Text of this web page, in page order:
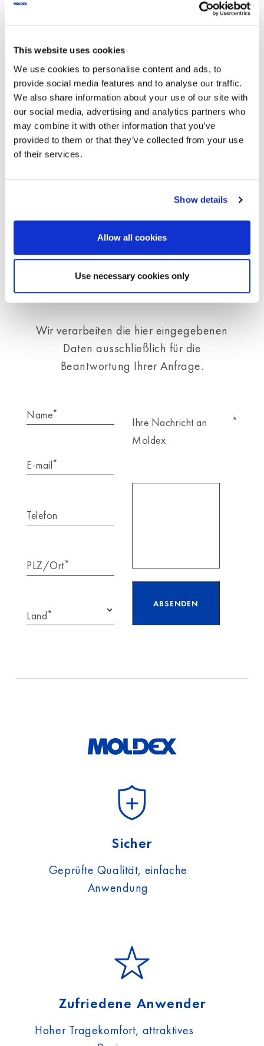
This website uses cookies
We use cookies to personalise content and ads, to
provide social media features and to analyse our traffic.
We also share information about your use of our site with
our social media, advertising and analytics partners who
may combine it with other information that you’ve
provided to them or that they’ve collected from your use
of their services.
Show details
Allow all cookies
Use necessary cookies only
Nutzungsbedingungen
Persönliche Beratung
Telefon+49 7127 8101-175
service@moldex-europe.com
Wir verarbeiten die hier eingegebenen
Daten ausschließlich für die
Beantwortung Ihrer Anfrage.
Name*
E-mail*
Telefon
PLZ/Ort*
Land*
Ihre Nachricht an
Moldex
*
Sicher
Geprüfte Qualität, einfache
Anwendung
Zufriedene Anwender
Hoher Tragekomfort, attraktives